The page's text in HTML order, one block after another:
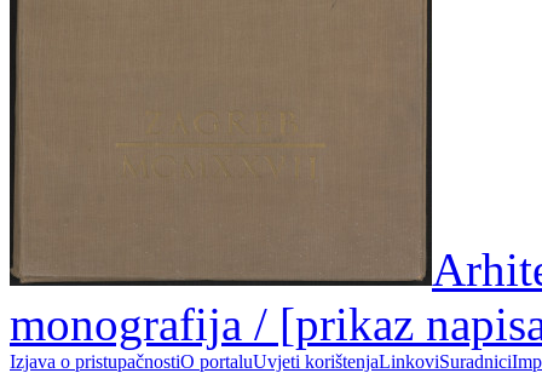
monografija / [prikaz
Izjava o pristupačnostiO portaluUvjeti korištenjaLinkoviSuradnici